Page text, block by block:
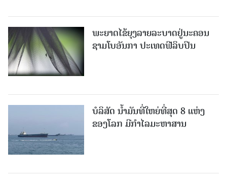
ພະຍາດໄຂ້ຍຸງລາຍລະບາດຢູ່ນະຄອນ
ຊາມໂບ​ອັນກາ ປະເທດຟີລິບປິນ
ບໍລິສັດ ນ້ຳມັນທີ່ໃຫຍ່ທີ່ສຸດ 8 ແຫ່ງ
ຂອງໂລກ ມີກຳໄລມະຫາສານ